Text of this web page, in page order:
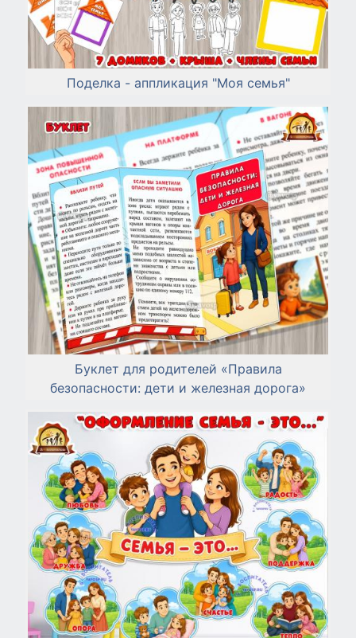
Поделка - аппликация "Моя семья"
Буклет для родителей «Правила
безопасности: дети и железная дорога»